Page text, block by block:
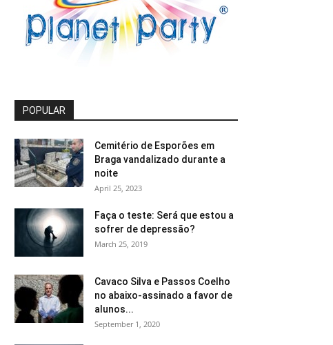
POPULAR
Cemitério de Esporões em
Braga vandalizado durante a
noite
April 25, 2023
Faça o teste: Será que estou a
sofrer de depressão?
March 25, 2019
Cavaco Silva e Passos Coelho
no abaixo-assinado a favor de
alunos...
September 1, 2020